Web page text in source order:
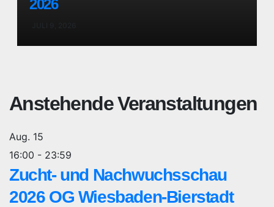
2026
Anstehende Veranstaltungen
Aug. 15
16:00 - 23:59
Zucht- und Nachwuchsschau
2026 OG Wiesbaden-Bierstadt